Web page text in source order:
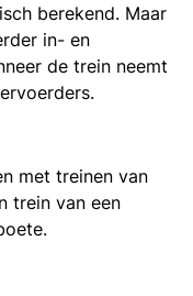
berekend. Maar
in- en
de trein neemt
met treinen van
trein van een